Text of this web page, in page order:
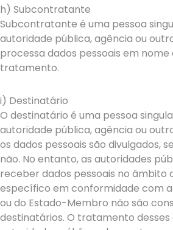
h) Subcontratante
Subcontratante é uma pessoa
autoridade pública, agência ou
processa dados pessoais em
tratamento.
i) Destinatário
O destinatário é uma pessoa
autoridade pública, agência ou
os dados pessoais são divulgados,
não. No entanto, as autoridades
receber dados pessoais no âmbito
específico em conformidade com a
ou do Estado-Membro não são
destinatários. O tratamento desses